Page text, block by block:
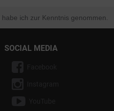
habe ich zur Kenntnis genommen.
SOCIAL MEDIA